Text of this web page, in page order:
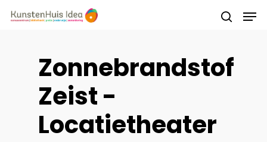
Druk op Enter om te starten met zoeken of
Zonnebrandstof
Zeist -
Locatietheater